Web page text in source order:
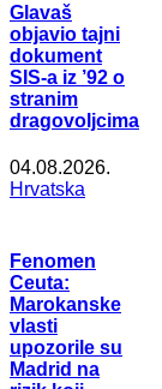
Glavaš
objavio tajni
dokument
SIS-a iz ’92 o
stranim
dragovoljcima
04.08.2026.
Hrvatska
Fenomen
Ceuta:
Marokanske
vlasti
upozorile su
Madrid na